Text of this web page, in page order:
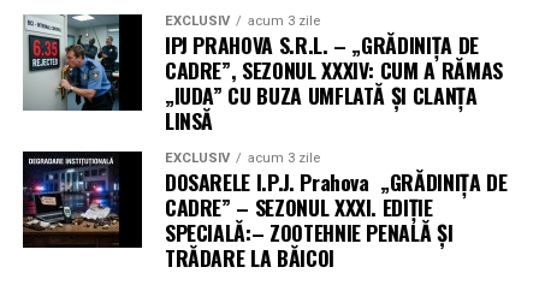
EXCLUSIV acum 3 zile
IPJ PRAHOVA S.R.L. – „GRĂDINIȚA DE
CADRE”, SEZONUL XXXIV: CUM A RĂMAS
„IUDA” CU BUZA UMFLATĂ ȘI CLANȚA
LINSĂ
EXCLUSIV acum 3 zile
DOSARELE I.P.J. Prahova „GRĂDINIȚA DE
CADRE” – SEZONUL XXXI. EDIȚIE
SPECIALĂ:– ZOOTEHNIE PENALĂ ȘI
TRĂDARE LA BĂICOI